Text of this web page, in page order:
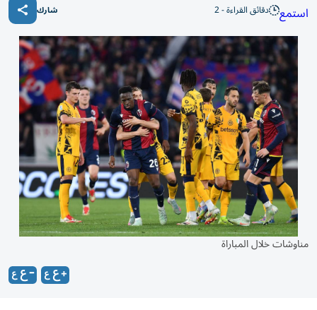
استمع دقائق القراءة - 2 شارك
مناوشات خلال المباراة